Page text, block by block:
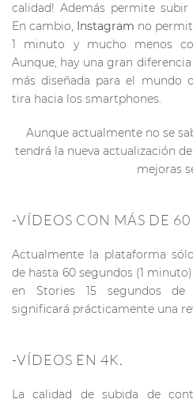
calidad! Además permite
En cambio, Instagram no
1 minuto y mucho menos
Aunque, hay una gran
más diseñada para el mundo
tira hacia los smartphones.
Aunque actualmente no se
tendrá la nueva actualización de
mejoras
-VÍDEOS CON MÁS DE
Actualmente la plataforma
de hasta 60 segundos (1
en Stories 15 segundos de
significará prácticamente una
-VÍDEOS EN 4K.
La calidad de subida de